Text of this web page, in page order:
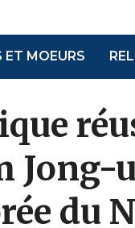
ET MOEURS
Jong-
du